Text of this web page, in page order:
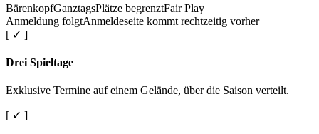
BärenkopfGanztagsPlätze begrenztFair Play
Anmeldung folgtAnmeldeseite kommt rechtzeitig vorher
[ ✓ ]
Drei Spieltage
Exklusive Termine auf einem Gelände, über die Saison verteilt.
[ ✓ ]